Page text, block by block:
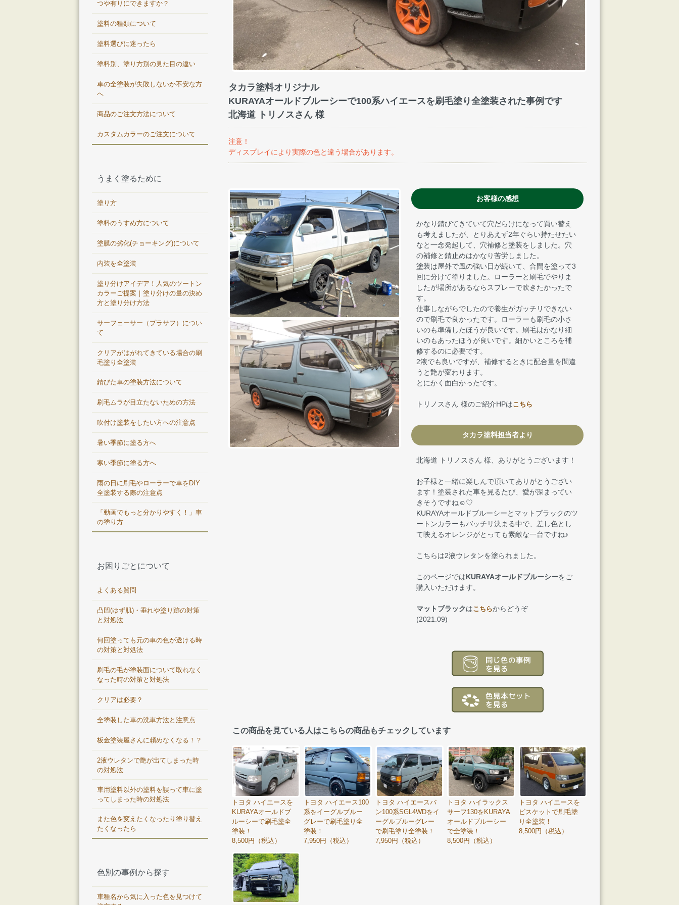
タカラ塗料オリジナル
KURAYAオールドブルーシーで100系ハイエースを刷毛塗り全塗装された事例です
北海道 トリノスさん 様
注意！
ディスプレイにより実際の色と違う場合があります。
お客様の感想
かなり錆びてきていて穴だらけになって買い替え
も考えましたが、とりあえず2年ぐらい持たせたい
なと一念発起して、穴補修と塗装をしました。穴
の補修と錆止めはかなり苦労しました。
塗装は屋外で風の強い日が続いて、合間を塗って3
回に分けて塗りました。ローラーと刷毛でやりま
したが場所があるならスプレーで吹きたかったで
す。
仕事しながらでしたので養生がガッチリできない
ので刷毛で良かったです。ローラーも刷毛の小さ
いのも準備したほうが良いです。刷毛はかなり細
いのもあったほうが良いです。細かいところを補
修するのに必要です。
2液でも良いですが、補修するときに配合量を間違
うと艶が変わります。
とにかく面白かったです。
トリノスさん 様のご紹介HPはこちら
タカラ塗料担当者より
北海道 トリノスさん 様、ありがとうございます！
お子様と一緒に楽しんで頂いてありがとうござい
ます！塗装された車を見るたび、愛が深まってい
きそうですね☺♡
KURAYAオールドブルーシーとマットブラックのツ
ートンカラーもバッチリ決まる中で、差し色とし
て映えるオレンジがとっても素敵な一台ですね♪
こちらは2液ウレタンを塗られました。
このページではKURAYAオールドブルーシーをご
購入いただけます。
マットブラックはこちらからどうぞ
(2021.09)
この商品を見ている人はこちらの商品もチェックしています
トヨタ ハイエースを
KURAYAオールドブ
ルーシーで刷毛塗全
塗装！
8,500円（税込）
トヨタ ハイエース100
系をイーグルブルー
グレーで刷毛塗り全
塗装！
7,950円（税込）
トヨタ ハイエースバ
ン100系SGL4WDをイ
ーグルブルーグレー
で刷毛塗り全塗装！
7,950円（税込）
トヨタ ハイラックス
サーフ130をKURAYA
オールドブルーシー
で全塗装！
8,500円（税込）
トヨタ ハイエースを
ビスケットで刷毛塗
り全塗装！
8,500円（税込）
つや有りにできますか？
塗料の種類について
塗料選びに迷ったら
塗料別、塗り方別の見た目の違い
車の全塗装が失敗しないか不安な方
へ
商品のご注文方法について
カスタムカラーのご注文について
うまく塗るために
塗り方
塗料のうすめ方について
塗膜の劣化(チョーキング)について
内装を全塗装
塗り分けアイデア！人気のツートン
カラーご提案｜塗り分けの量の決め
方と塗り分け方法
サーフェーサー（プラサフ）につい
て
クリアがはがれてきている場合の刷
毛塗り全塗装
錆びた車の塗装方法について
刷毛ムラが目立たないための方法
吹付け塗装をしたい方への注意点
暑い季節に塗る方へ
寒い季節に塗る方へ
雨の日に刷毛やローラーで車をDIY
全塗装する際の注意点
「動画でもっと分かりやすく！」車
の塗り方
お困りごとについて
よくある質問
凸凹(ゆず肌)・垂れや塗り跡の対策
と対処法
何回塗っても元の車の色が透ける時
の対策と対処法
刷毛の毛が塗装面について取れなく
なった時の対策と対処法
クリアは必要？
全塗装した車の洗車方法と注意点
板金塗装屋さんに頼めなくなる！？
2液ウレタンで艶が出てしまった時
の対処法
車用塗料以外の塗料を誤って車に塗
ってしまった時の対処法
また色を変えたくなったり塗り替え
たくなったら
色別の事例から探す
車種名から気に入った色を見つけて